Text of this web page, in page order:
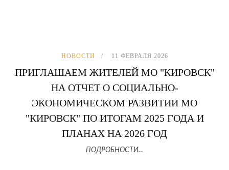
НОВОСТИ 11 ФЕВРАЛЯ 2026
ПРИГЛАШАЕМ ЖИТЕЛЕЙ МО "КИРОВСК"
НА ОТЧЕТ О СОЦИАЛЬНО-
ЭКОНОМИЧЕСКОМ РАЗВИТИИ МО
"КИРОВСК" ПО ИТОГАМ 2025 ГОДА И
ПЛАНАХ НА 2026 ГОД
ПОДРОБНОСТИ…